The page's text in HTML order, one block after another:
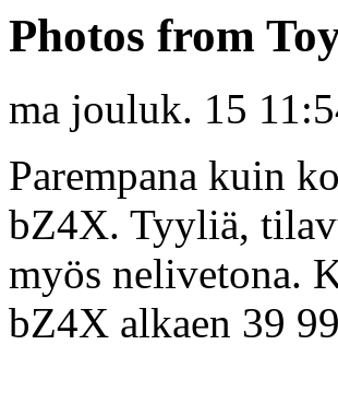
Photos from
ma jouluk. 15
Parempana kuin
bZ4X. Tyyliä,
myös nelivetona.
bZ4X alkaen 39